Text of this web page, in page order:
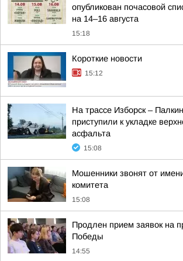
опубликован почасовой
на 14–16 августа
15:18
Короткие новости
15:12
На трассе Изборск –
приступили к укладке
асфальта
15:08
Мошенники звонят от
комитета
15:08
Продлен прием заявок на
Победы
14:55